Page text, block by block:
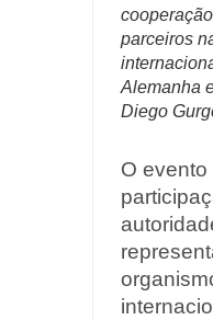
parceiros
Alemanha
Diego
O